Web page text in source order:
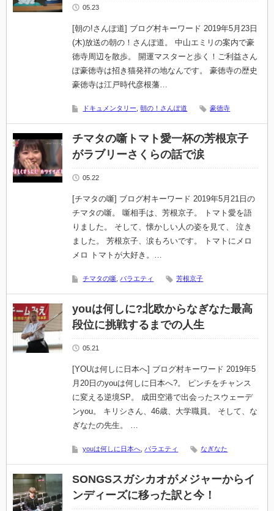
05.23
[朝の!さんぽ道] ブログ村キーワード 2019年5月23日
(木)放送の朝の！さんぽ道。 中山エミリの案内で豪
徳寺周辺を散歩。 開運マスターと歩く！ご利益さん
ぽ豪徳寺は招き猫発祥の地なんです。 豪徳寺の歴史
豪徳寺は江戸時代彦根藩…
ドキュメンタリー ,朝の！さんぽ道 豪徳寺
チマタの噺トマト愛一杯の芳根京子
がラブリーさくらの話で涙
05.22
[チマタの噺] ブログ村キーワード 2019年5月21日の
チマタの噺。 噺相手は、芳根京子。 トマト愛を語
りました。 そして、懐かしい人の姿を見て、 泣き
ました。 芳根京子、涙もろいです。 トマトにメロ
メロ トマトが大好き。…
チマタの噺 バラエティ 芳根京子
youは何しに?北欧からなぎなた最高
段位に挑戦するまでの人生
05.21
[YOUは何しに日本へ] ブログ村キーワード 2019年5
月20日のyouは何しに日本へ?。 ピンチをチャンス
に変える逆境SP。 成田空港で出会ったスウェーデ
ンyou。 キリシさん、46歳、大学職員。 そして、な
ぎなたの先生。 …
youは何しに日本へ バラエティ なぎなた
SONGSスガシカオがメジャーからイ
ンディーズに移った訳と今！